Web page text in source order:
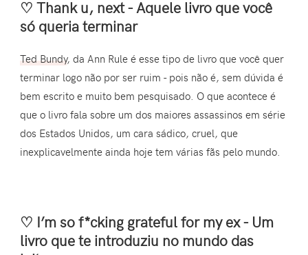
♡ Thank u, next - Aquele livro que você
só queria terminar
Ted Bundy, da Ann Rule é esse tipo de livro que você quer
terminar logo não por ser ruim - pois não é, sem dúvida é
bem escrito e muito bem pesquisado. O que acontece é
que o livro fala sobre um dos maiores assassinos em série
dos Estados Unidos, um cara sádico, cruel, que
inexplicavelmente ainda hoje tem várias fãs pelo mundo.
♡ I’m so f*cking grateful for my ex - Um
livro que te introduziu no mundo das